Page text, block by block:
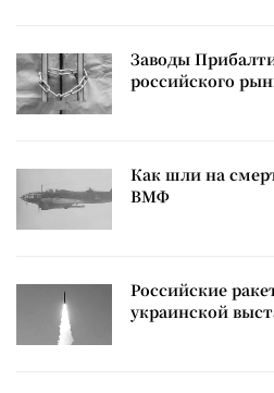
Заводы
российского
Как шли на
ВМФ
Российские
украинской